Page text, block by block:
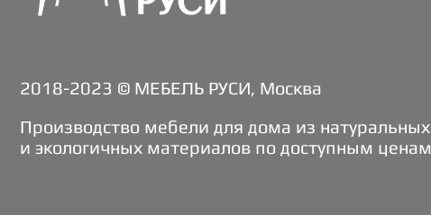
2018-2023 © МЕБЕЛЬ РУСИ, Москва
Производство мебели для дома из натуральных
и экологичных материалов по доступным ценам.